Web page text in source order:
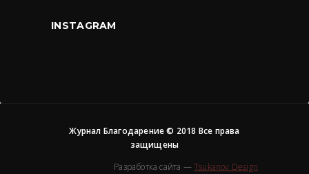
INSTAGRAM
Журнал Благодарение © 2018 Все права
защищены
Разработка сайта —Tsukanov Design